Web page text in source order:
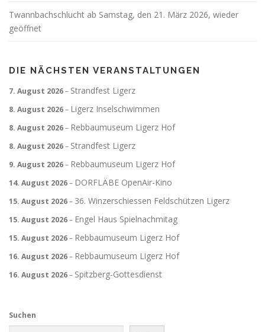
Twannbachschlucht ab Samstag, den 21. März 2026, wieder
geöffnet
DIE NÄCHSTEN VERANSTALTUNGEN
7. August 2026– Strandfest Ligerz
8. August 2026– Ligerz Inselschwimmen
8. August 2026– Rebbaumuseum Ligerz Hof
8. August 2026– Strandfest Ligerz
9. August 2026– Rebbaumuseum Ligerz Hof
14. August 2026– DORFLÄBE OpenAir-Kino
15. August 2026– 36. Winzerschiessen Feldschützen Ligerz
15. August 2026– Engel Haus Spielnachmitag
15. August 2026– Rebbaumuseum Ligerz Hof
16. August 2026– Rebbaumuseum Ligerz Hof
16. August 2026– Spitzberg-Gottesdienst
Suchen